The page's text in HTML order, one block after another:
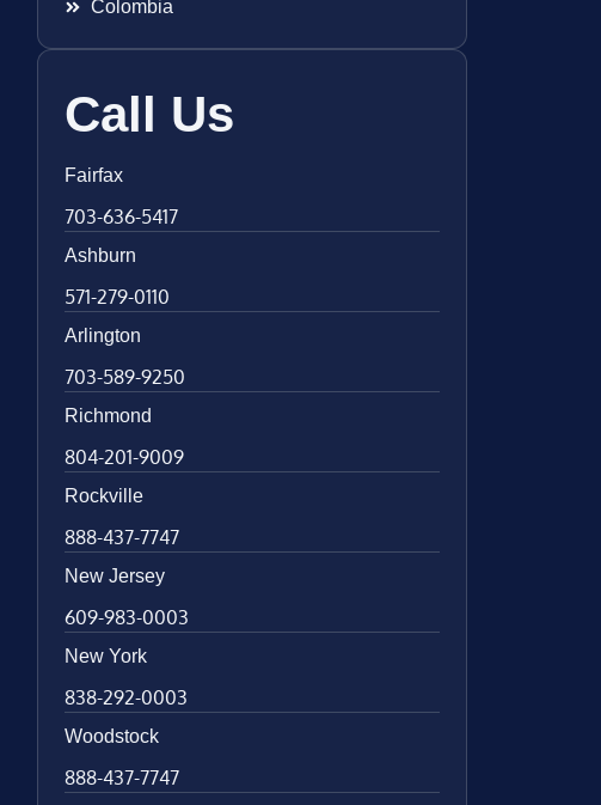
Colombia
Call Us
Fairfax
703-636-5417
Ashburn
571-279-0110
Arlington
703-589-9250
Richmond
804-201-9009
Rockville
888-437-7747
New Jersey
609-983-0003
New York
838-292-0003
Woodstock
888-437-7747